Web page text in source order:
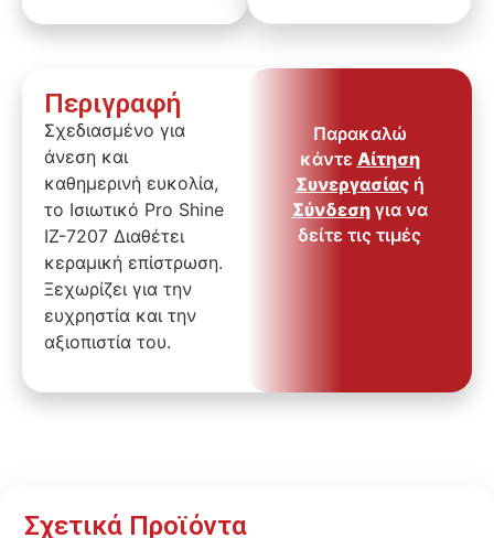
Περιγραφή
Σχεδιασμένο για
άνεση και
καθημερινή ευκολία,
το Ισιωτικό Pro Shine
IZ-7207 Διαθέτει
κεραμική επίστρωση.
Ξεχωρίζει για την
ευχρηστία και την
αξιοπιστία του.
Παρακαλώ
κάντε Αίτηση
Συνεργασίαςή
Σύνδεσηγια να
δείτε τις τιμές
Σχετικά Προϊόντα